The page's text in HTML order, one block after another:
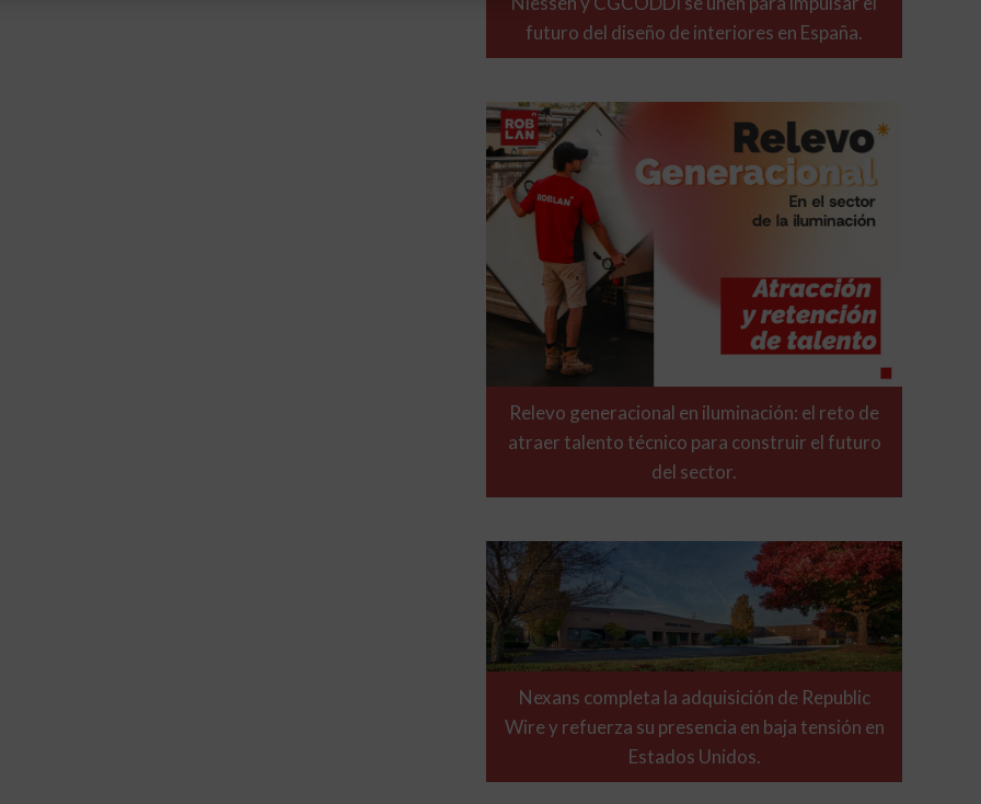
futuro del diseño de interiores en España.
Relevo generacional en iluminación: el reto de
atraer talento técnico para construir el futuro
del sector.
Nexans completa la adquisición de Republic
Wire y refuerza su presencia en baja tensión en
Estados Unidos.